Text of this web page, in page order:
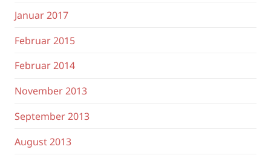
Januar 2017
Februar 2015
Februar 2014
November 2013
September 2013
August 2013